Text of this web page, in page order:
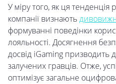
У міру того, як ця тенденція
компанії визнають
формуванні поведінки
лояльності. Досягнення
досвід iGaming призводить
залучених гравців. Отже,
оптимізує загальне